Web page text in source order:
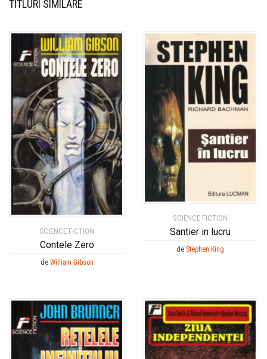
TITLURI SIMILARE
SCIENCE FICTION
Contele Zero
de William Gibson
SCIENCE FICTION
Santier in lucru
de Stephen King